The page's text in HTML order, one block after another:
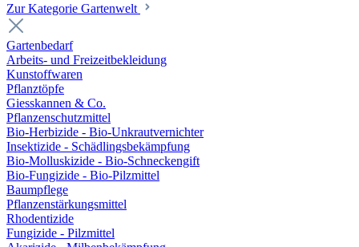
Zur Kategorie Gartenwelt
Gartenbedarf
Arbeits- und Freizeitbekleidung
Kunstoffwaren
Pflanztöpfe
Giesskannen & Co.
Pflanzenschutzmittel
Bio-Herbizide - Bio-Unkrautvernichter
Insektizide - Schädlingsbekämpfung
Bio-Molluskizide - Bio-Schneckengift
Bio-Fungizide - Bio-Pilzmittel
Baumpflege
Pflanzenstärkungsmittel
Rhodentizide
Fungizide - Pilzmittel